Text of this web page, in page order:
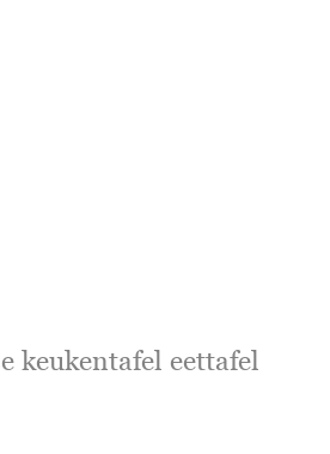
keukentafel eettafel